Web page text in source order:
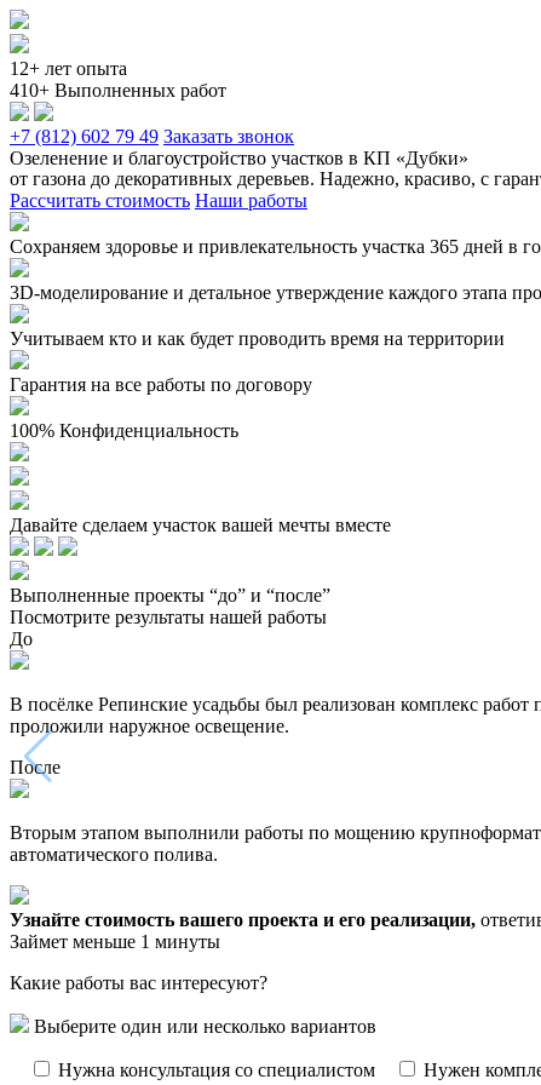
12+ лет опыта
410+ Выполненных работ
+7 (812) 602 79 49 Заказать звонок
Озеленение и благоустройство участков в КП «Дубки»
от газона до декоративных деревьев. Надежно, красиво, с
Рассчитать стоимость Наши работы
Сохраняем здоровье и привлекательность участка 365 дней в
3D-моделирование и детальное утверждение каждого этапа
Учитываем кто и как будет проводить время на территории
Гарантия на все работы по договору
100% Конфиденциальность
Давайте сделаем участок вашей мечты вместе
Выполненные проекты “до” и “после”
Посмотрите результаты нашей работы
До
В посёлке Репинские усадьбы был реализован комплекс
проложили наружное освещение.
После
Вторым этапом выполнили работы по мощению
автоматического полива.
Узнайте стоимость вашего проекта и его реализации,
Займет меньше 1 минуты
Какие работы вас интересуют?
Выберите один или несколько вариантов
Нужна консультация со специалистом Нужен